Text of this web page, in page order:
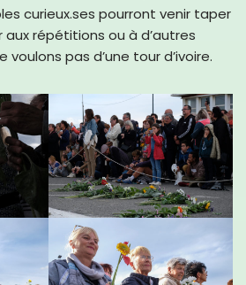
curieux.ses pourront venir taper
répétitions ou à d’autres
pas d’une tour d’ivoire.